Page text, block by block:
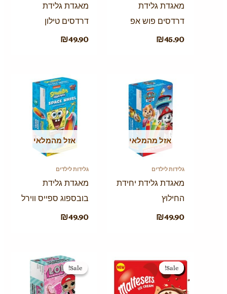
מאגדת גלידת
דרדסים פוש אפ
₪45.90
מאגדת גלידת
דרדסים טילון
₪49.90
אזל מהמלאי
גלידות לילדים
מאגדת גלידת יחידת
החילוץ
₪49.90
אזל מהמלאי
גלידות לילדים
מאגדת גלידת
בובספוג ספייס ווירל
₪49.90
Sale!
Sale!
המקורי
היה:
הנוכחי
הוא:
Sale!
Sale!
המחיר
המקורי
היה:
הוא: